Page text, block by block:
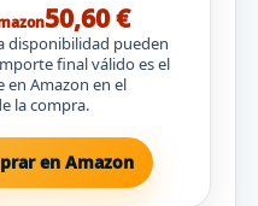
50,60 €
disponibilidad pueden
final válido es el
en Amazon en el
la compra.
en Amazon